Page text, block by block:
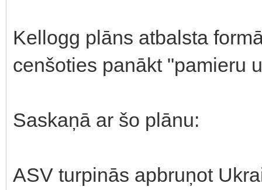
Kellogg plāns atbalsta
cenšoties panākt "pamieru
Saskaņā ar šo plānu:
ASV turpinās apbruņot